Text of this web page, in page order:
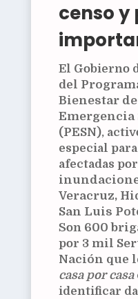
censo y
El Gobierno
del
Bienestar
Emergencia
(PESN),
especial
afectadas
Veracruz,
San Luis
Son 600
por 3 mil
Nación que
casa por casa
identificar